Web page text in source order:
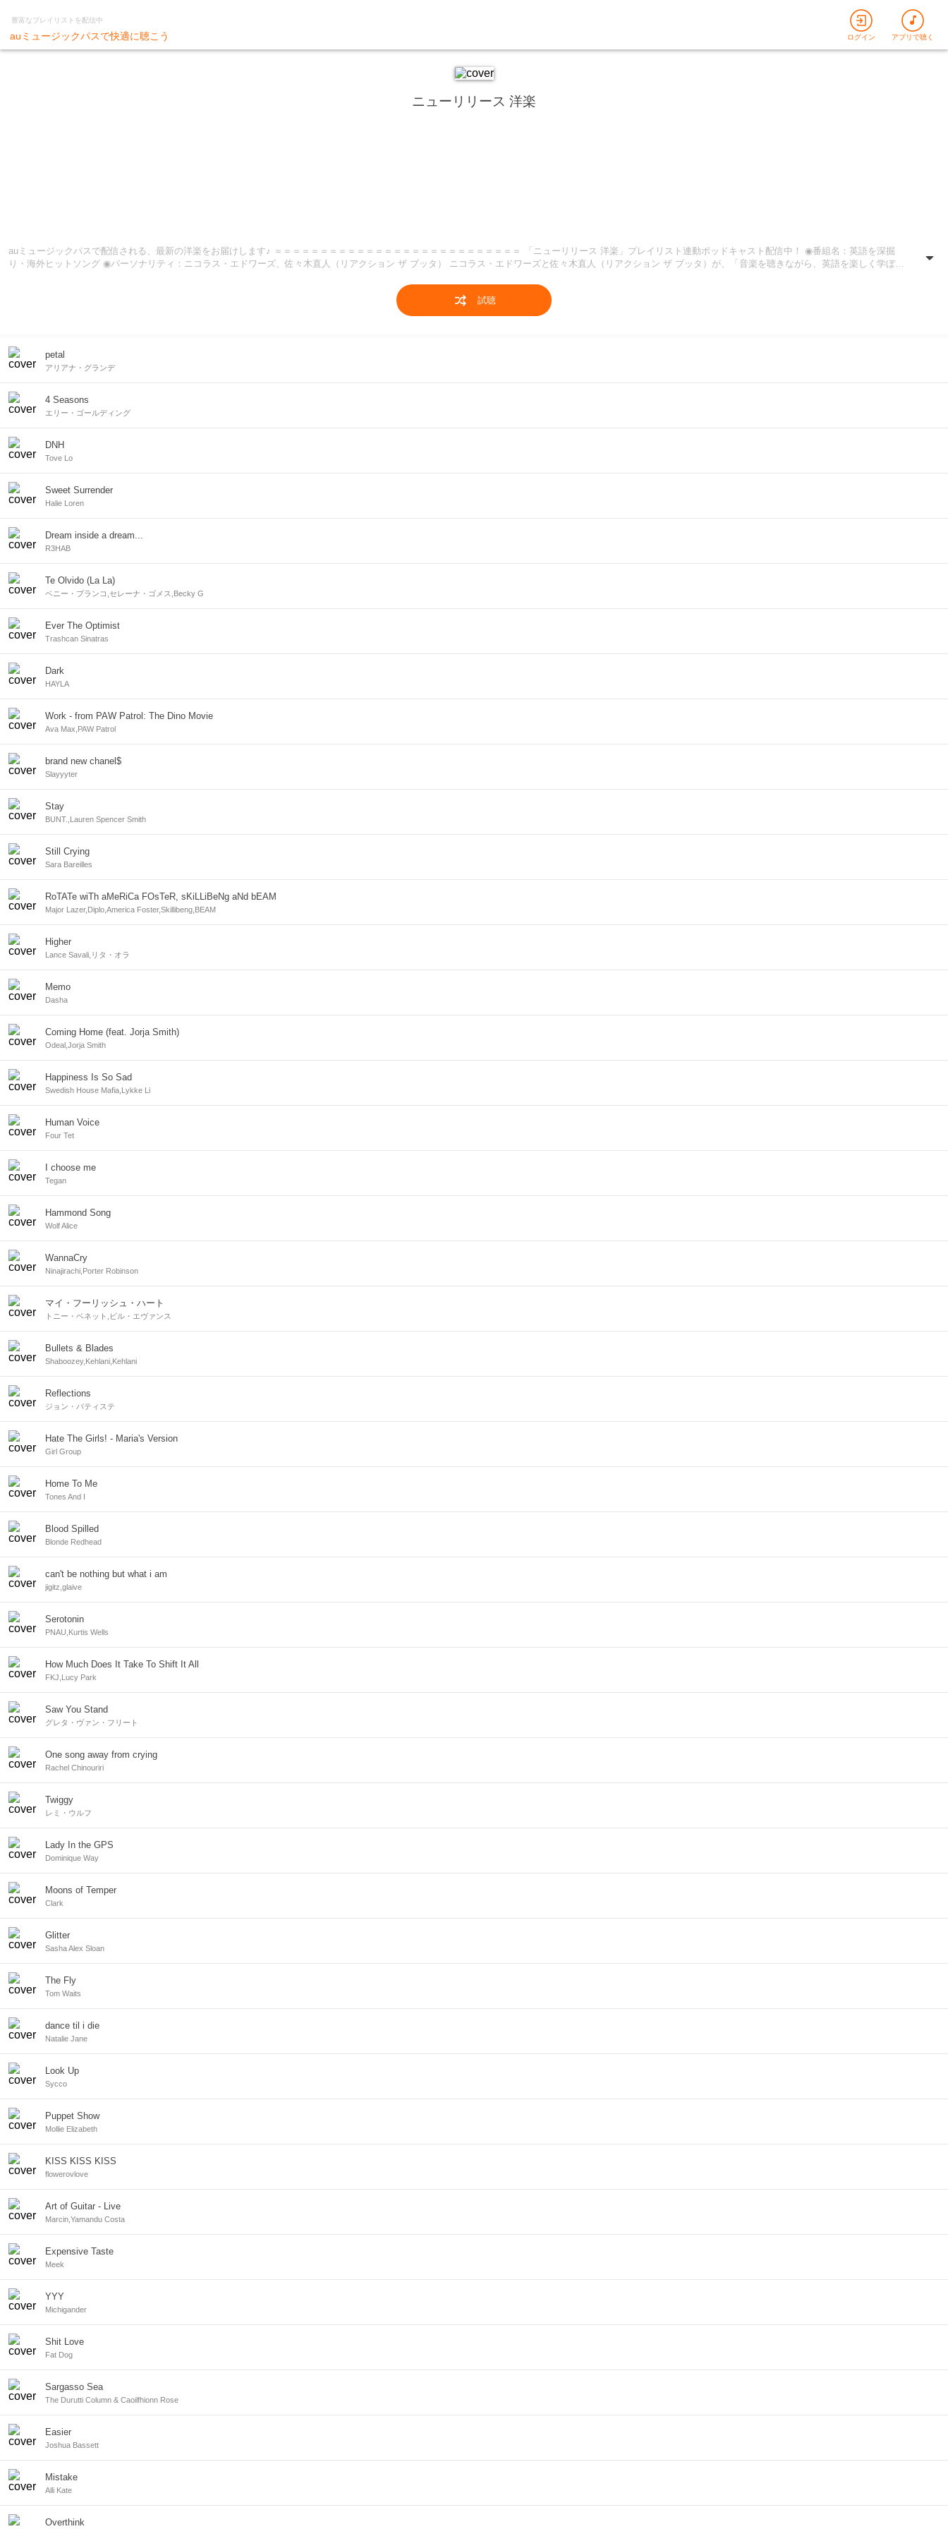
豊富なプレイリストを配信中
auミュージックパスで快適に聴こう ログイン アプリで聴く
ニューリリース 洋楽
auミュージックパスで配信される、最新の洋楽をお届けします♪ ＝＝＝＝＝＝＝＝＝＝＝＝＝＝＝＝＝＝＝＝＝＝＝＝＝＝＝ 「ニューリリース 洋楽」プレイリスト連動ポッドキャスト配信中！ ◉番組名：英語を深掘
り・海外ヒットソング ◉パーソナリティ：ニコラス・エドワーズ、佐々木直人（リアクション ザ ブッタ） ニコラス・エドワーズと佐々木直人（リアクション ザ ブッタ）が、「音楽を聴きながら、英語を楽しく学ぼ
トをお聴きいただくには「auミュージックパス」へのアップデートが必要となります。 ＝＝＝＝＝＝＝＝＝＝＝＝＝＝＝＝＝＝＝＝＝＝＝＝＝＝＝
試聴
petal
アリアナ・グランデ
4 Seasons
エリー・ゴールディング
DNH
Tove Lo
Sweet Surrender
Halie Loren
Dream inside a dream...
R3HAB
Te Olvido (La La)
ベニー・ブランコ,セレーナ・ゴメス,Becky G
Ever The Optimist
Trashcan Sinatras
Dark
HAYLA
Work - from PAW Patrol: The Dino Movie
Ava Max,PAW Patrol
brand new chanel$
Slayyyter
Stay
BUNT.,Lauren Spencer Smith
Still Crying
Sara Bareilles
RoTATe wiTh aMeRiCa FOsTeR, sKiLLiBeNg aNd bEAM
Major Lazer,Diplo,America Foster,Skillibeng,BEAM
Higher
Lance Savali,リタ・オラ
Memo
Dasha
Coming Home (feat. Jorja Smith)
Odeal,Jorja Smith
Happiness Is So Sad
Swedish House Mafia,Lykke Li
Human Voice
Four Tet
I choose me
Tegan
Hammond Song
Wolf Alice
WannaCry
Ninajirachi,Porter Robinson
マイ・フーリッシュ・ハート
トニー・ベネット,ビル・エヴァンス
Bullets & Blades
Shaboozey,Kehlani,Kehlani
Reflections
ジョン・バティステ
Hate The Girls! - Maria's Version
Girl Group
Home To Me
Tones And I
Blood Spilled
Blonde Redhead
can't be nothing but what i am
jigitz,glaive
Serotonin
PNAU,Kurtis Wells
How Much Does It Take To Shift It All
FKJ,Lucy Park
Saw You Stand
グレタ・ヴァン・フリート
One song away from crying
Rachel Chinouriri
Twiggy
レミ・ウルフ
Lady In the GPS
Dominique Way
Moons of Temper
Clark
Glitter
Sasha Alex Sloan
The Fly
Tom Waits
dance til i die
Natalie Jane
Look Up
Sycco
Puppet Show
Mollie Elizabeth
KISS KISS KISS
flowerovlove
Art of Guitar - Live
Marcin,Yamandu Costa
Expensive Taste
Meek
YYY
Michigander
Shit Love
Fat Dog
Sargasso Sea
The Durutti Column & Caoilfhionn Rose
Easier
Joshua Bassett
Mistake
Alli Kate
Overthink